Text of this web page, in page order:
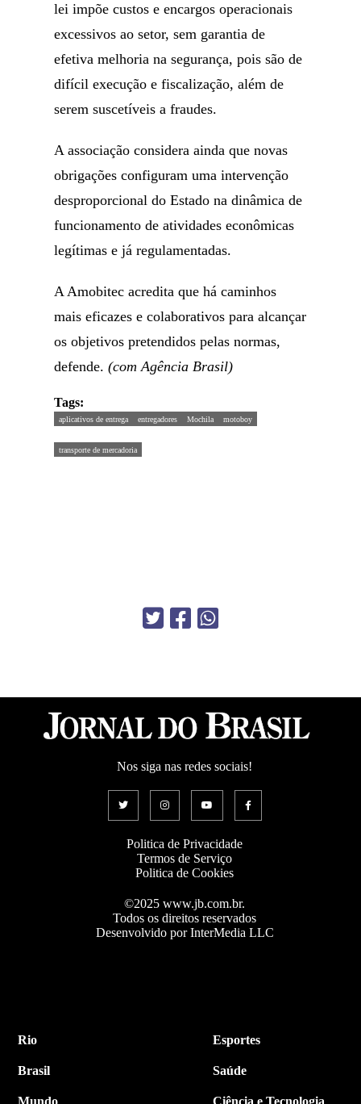
lei impõe custos e encargos operacionais
excessivos ao setor, sem garantia de
efetiva melhoria na segurança, pois são de
difícil execução e fiscalização, além de
serem suscetíveis a fraudes.
A associação considera ainda que novas
obrigações configuram uma intervenção
desproporcional do Estado na dinâmica de
funcionamento de atividades econômicas
legítimas e já regulamentadas.
A Amobitec acredita que há caminhos
mais eficazes e colaborativos para alcançar
os objetivos pretendidos pelas normas,
defende.(com Agência Brasil)
Tags:
aplicativos de entrega entregadores Mochila motoboy
transporte de mercadoria
Nos siga nas redes sociais!
Politica de Privacidade
Termos de Serviço
Politica de Cookies
©2025 www.jb.com.br.
Todos os direitos reservados
Desenvolvido por InterMedia LLC
Rio
Brasil
Mundo
Esportes
Saúde
Ciência e Tecnologia